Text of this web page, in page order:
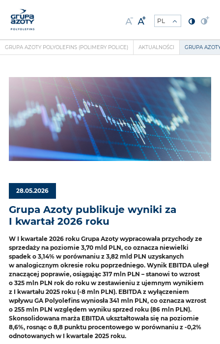
GRUPA AZOTY POLYOLEFINS (POLIMERY POLICE) AKTUALNOŚCI GRUPA
28.05.2026
Grupa Azoty publikuje wyniki za
I kwartał 2026 roku
W I kwartale 2026 roku Grupa Azoty wypracowała przychody ze
sprzedaży na poziomie 3,70 mld PLN, co oznacza niewielki
spadek o 3,14% w porównaniu z 3,82 mld PLN uzyskanych
w analogicznym okresie roku poprzedniego. Wynik EBITDA uległ
znaczącej poprawie, osiągając 317 mln PLN – stanowi to wzrost
o 325 mln PLN rok do roku w zestawieniu z ujemnym wynikiem
z I kwartału 2025 roku (-8 mln PLN). EBITDA z wyłączeniem
wpływu GA Polyolefins wyniosła 341 mln PLN, co oznacza wzrost
o 255 mln PLN względem wyniku sprzed roku (86 mln PLN).
Skonsolidowana marża EBITDA ukształtowała się na poziomie
8,6%, rosnąc o 8,8 punktu procentowego w porównaniu z -0,2%
odnotowanych w I kwartale 2025 roku.